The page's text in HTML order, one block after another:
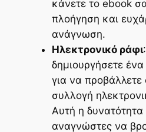
κάνετε το ebook
πλοήγηση και
ανάγνωση.
Ηλεκτρονικό ράφι
δημιουργήσετε
για να
συλλογή
Αυτή η δυνατότητα
αναγνώστες να